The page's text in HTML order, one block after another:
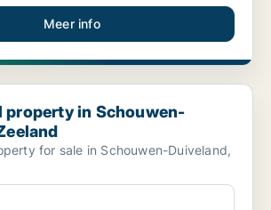
Meer info
in Schouwen-Duiveland, Zeeland
property in Schouwen-
for sale in Schouwen-Duiveland,